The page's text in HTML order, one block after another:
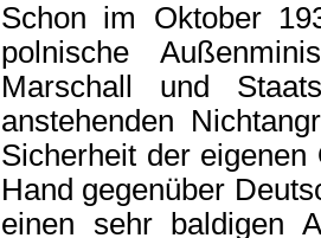
Schon im Oktober
polnische
Marschall und
anstehenden
Sicherheit der
Hand gegenüber
einen sehr baldigen